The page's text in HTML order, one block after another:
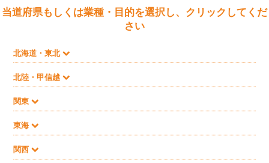
当道府県もしくは業種・目的を選択し、クリックしてくだ
さい
北海道・東北
北陸・甲信越
関東
東海
関西